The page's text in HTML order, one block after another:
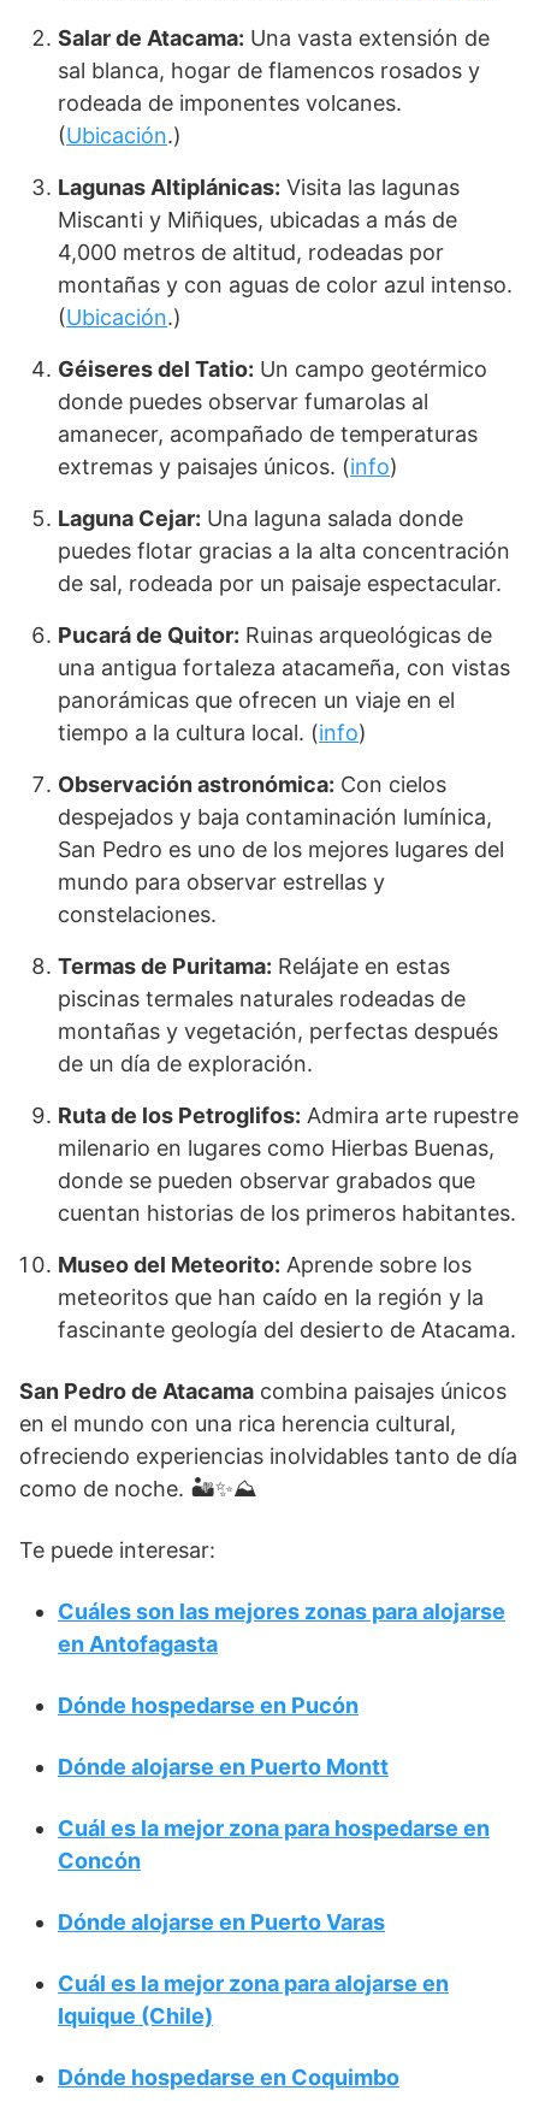
Salar de Atacama: Una vasta extensión de
sal blanca, hogar de flamencos rosados y
rodeada de imponentes volcanes.
(Ubicación.)
Lagunas Altiplánicas: Visita las lagunas
Miscanti y Miñiques, ubicadas a más de
4,000 metros de altitud, rodeadas por
montañas y con aguas de color azul intenso.
(Ubicación.)
Géiseres del Tatio: Un campo geotérmico
donde puedes observar fumarolas al
amanecer, acompañado de temperaturas
extremas y paisajes únicos. (info)
Laguna Cejar: Una laguna salada donde
puedes flotar gracias a la alta concentración
de sal, rodeada por un paisaje espectacular.
Pucará de Quitor: Ruinas arqueológicas de
una antigua fortaleza atacameña, con vistas
panorámicas que ofrecen un viaje en el
tiempo a la cultura local. (info)
Observación astronómica: Con cielos
despejados y baja contaminación lumínica,
San Pedro es uno de los mejores lugares del
mundo para observar estrellas y
constelaciones.
Termas de Puritama: Relájate en estas
piscinas termales naturales rodeadas de
montañas y vegetación, perfectas después
de un día de exploración.
Ruta de los Petroglifos: Admira arte rupestre
milenario en lugares como Hierbas Buenas,
donde se pueden observar grabados que
cuentan historias de los primeros habitantes.
Museo del Meteorito: Aprende sobre los
meteoritos que han caído en la región y la
fascinante geología del desierto de Atacama.
San Pedro de Atacama combina paisajes únicos
en el mundo con una rica herencia cultural,
ofreciendo experiencias inolvidables tanto de día
como de noche. 🏜️✨⛰️
Te puede interesar:
Cuáles son las mejores zonas para alojarse
en Antofagasta
Dónde hospedarse en Pucón
Dónde alojarse en Puerto Montt
Cuál es la mejor zona para hospedarse en
Concón
Dónde alojarse en Puerto Varas
Cuál es la mejor zona para alojarse en
Iquique (Chile)
Dónde hospedarse en Coquimbo